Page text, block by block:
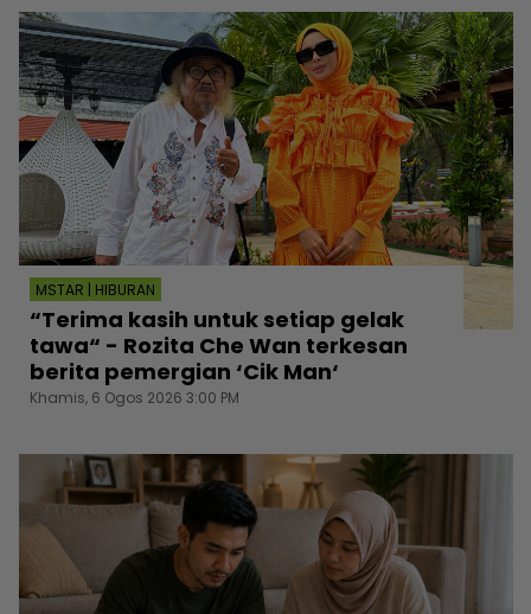
MSTAR | HIBURAN
“Terima kasih untuk setiap gelak
tawa“ - Rozita Che Wan terkesan
berita pemergian ‘Cik Man‘
Khamis, 6 Ogos 2026 3:00 PM